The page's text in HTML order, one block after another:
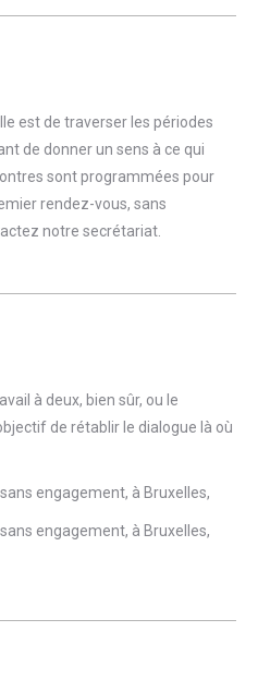
est de traverser les périodes
de donner un sens à ce qui
sont programmées pour
rendez-vous, sans
notre secrétariat
à deux, bien sûr, ou le
de rétablir le dialogue là où
engagement, à Bruxelles,
engagement, à Bruxelles,